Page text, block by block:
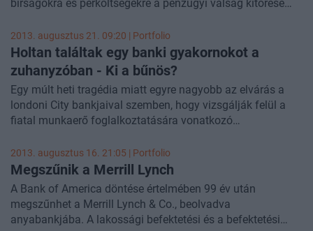
bírságokra és perköltségekre a pénzügyi válság kitörése
amennyit az elmúlt 5 évben osztalékként kifizettek az
amerikai nagybankok.
2013. augusztus 21. 09:20 | Portfolio
Holtan találtak egy banki gyakornokot a
zuhanyzóban - Ki a bűnös?
Egy múlt heti tragédia miatt egyre nagyobb az elvárás a
londoni City bankjaival szemben, hogy vizsgálják felül a
fiatal munkaerő foglalkoztatására vonatkozó
írja a Financial Times.
2013. augusztus 16. 21:05 | Portfolio
Megszűnik a Merrill Lynch
A Bank of America döntése értelmében 99 év után
megszűnhet a Merrill Lynch & Co., beolvadva
anyabankjába. A lakossági befektetési és a befektetési